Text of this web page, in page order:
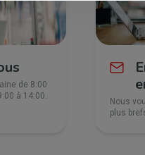
de 8:00
à 14:00.
Nous
plus